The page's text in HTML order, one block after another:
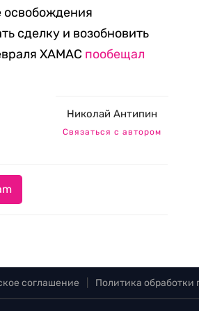
освобождения
сделку и возобновить
ХАМАС пообещал
Николай Антипин
Связаться с автором
соглашение Политика